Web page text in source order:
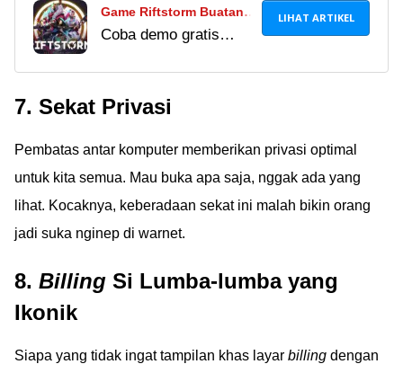
Game Riftstorm Buatan
Lokal Sudah Meluncur,
Coba demo gratis
developer Indonesia
Lumayan buat mengisi
waktu weekend
Ã°ÂÂ¤Â©
LIHAT ARTIKEL
7. Sekat Privasi
Pembatas antar komputer memberikan privasi optimal
untuk kita semua. Mau buka apa saja, nggak ada yang
lihat. Kocaknya, keberadaan sekat ini malah bikin orang
jadi suka nginep di warnet.
8. Billing Si Lumba-lumba yang
Ikonik
Siapa yang tidak ingat tampilan khas layar billing dengan